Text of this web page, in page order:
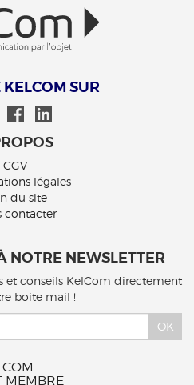
SUR
CGV
légales
du site
contacter
NOTRE NEWSLETTER
et conseils KelCom directement
boite mail !
OK
MEMBRE